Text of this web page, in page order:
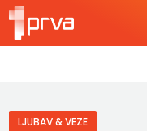
LJUBAV & VEZE